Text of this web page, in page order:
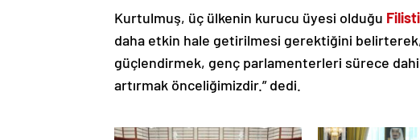
Kurtulmuş, üç ülkenin kurucu üyesi olduğu
daha etkin hale getirilmesi gerektiğini
güçlendirmek, genç parlamenterleri sürece
artırmak önceliğimizdir.” dedi.